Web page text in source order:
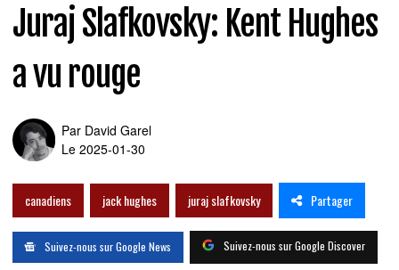
Juraj Slafkovsky: Kent Hughes
a vu rouge
Par David Garel
Le 2025-01-30
canadiens jack hughes juraj slafkovsky Partager
Suivez-nous sur Google News Suivez-nous sur Google Discover